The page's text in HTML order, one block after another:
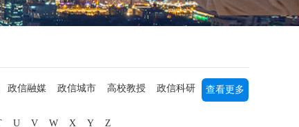
政信融媒 政信城市 高校教授
政信科研
查看更多
U V W X Y Z